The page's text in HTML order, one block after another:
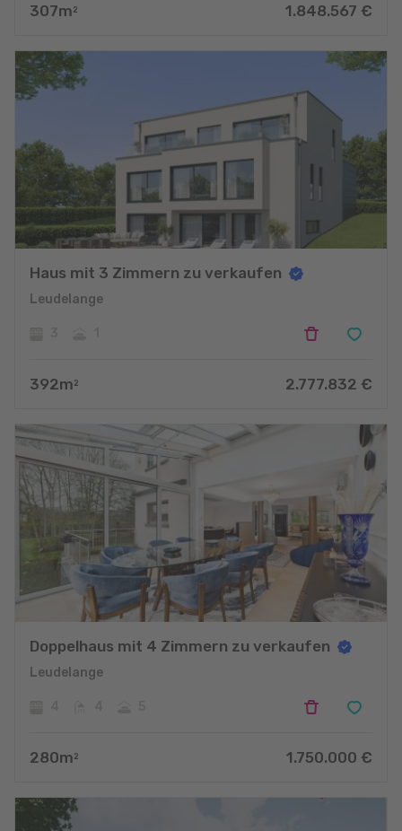
307m 2 1.848.567 €
Haus mit 3 Zimmern zu verkaufen
Leudelange
392m 2 2.777.832 €
Doppelhaus mit 4 Zimmern zu verkaufen
Leudelange
280m 2 1.750.000 €